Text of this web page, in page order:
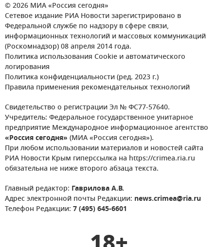
© 2026 МИА «Россия сегодня»
Сетевое издание РИА Новости зарегистрировано в
Федеральной службе по надзору в сфере связи,
информационных технологий и массовых коммуникаций
(Роскомнадзор) 08 апреля 2014 года.
Политика использования Cookie и автоматического
логирования
Политика конфиденциальности (ред. 2023 г.)
Правила применения рекомендательных технологий
Свидетельство о регистрации Эл № ФС77-57640.
Учредитель: Федеральное государственное унитарное
предприятие Международное информационное агентство
«Россия сегодня» (МИА «Россия сегодня»).
При любом использовании материалов и новостей сайта
РИА Новости Крым гиперссылка на https://crimea.ria.ru
обязательна не ниже второго абзаца текста.
Главный редактор: Гаврилова А.В.
Адрес электронной почты Редакции: news.crimea@ria.ru
Телефон Редакции: 7 (495) 645-6601